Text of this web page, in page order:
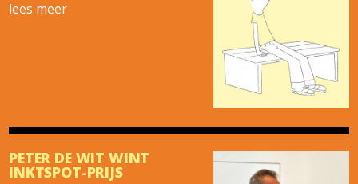
lees meer
PETER DE WIT WINT
INKTSPOT-PRIJS